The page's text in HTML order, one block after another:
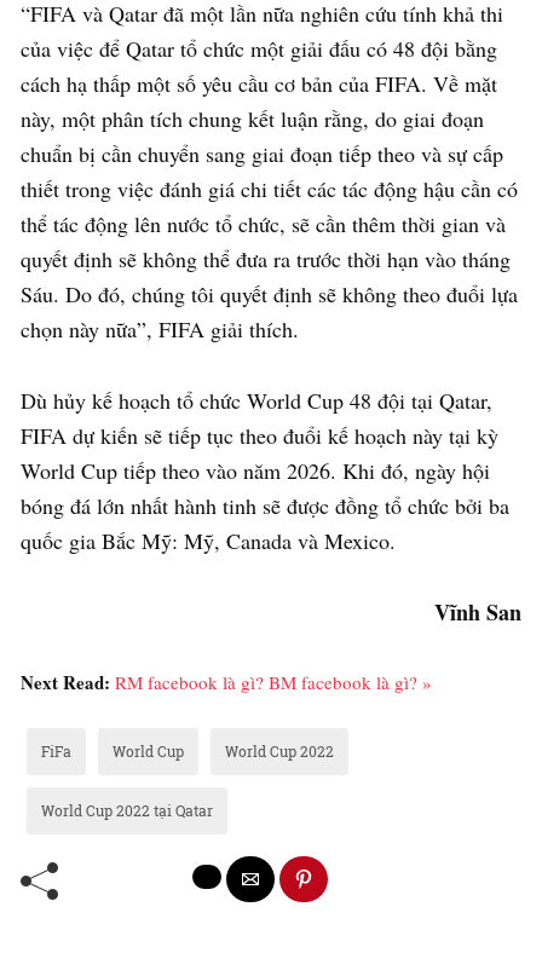
“FIFA và Qatar đã một lần nữa nghiên cứu tính khả thi
của việc để Qatar tổ chức một giải đấu có 48 đội bằng
cách hạ thấp một số yêu cầu cơ bản của FIFA. Về mặt
này, một phân tích chung kết luận rằng, do giai đoạn
chuẩn bị cần chuyển sang giai đoạn tiếp theo và sự cấp
thiết trong việc đánh giá chi tiết các tác động hậu cần có
thể tác động lên nước tổ chức, sẽ cần thêm thời gian và
quyết định sẽ không thể đưa ra trước thời hạn vào tháng
Sáu. Do đó, chúng tôi quyết định sẽ không theo đuổi lựa
chọn này nữa”, FIFA giải thích.
Dù hủy kế hoạch tổ chức World Cup 48 đội tại Qatar,
FIFA dự kiến sẽ tiếp tục theo đuổi kế hoạch này tại kỳ
World Cup tiếp theo vào năm 2026. Khi đó, ngày hội
bóng đá lớn nhất hành tinh sẽ được đồng tổ chức bởi ba
quốc gia Bắc Mỹ: Mỹ, Canada và Mexico.
Vĩnh San
Next Read: RM facebook là gì? BM facebook là gì? »
FiFa World Cup World Cup 2022
World Cup 2022 tại Qatar